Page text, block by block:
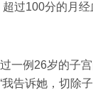
过100分的月
一例26岁的子
我告诉她，切除